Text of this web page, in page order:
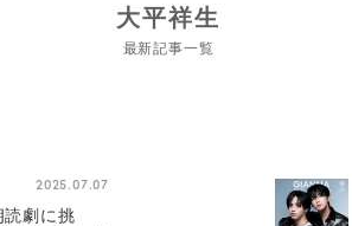
大平祥生
最新記事一覧
2025.07.07
劇に挑